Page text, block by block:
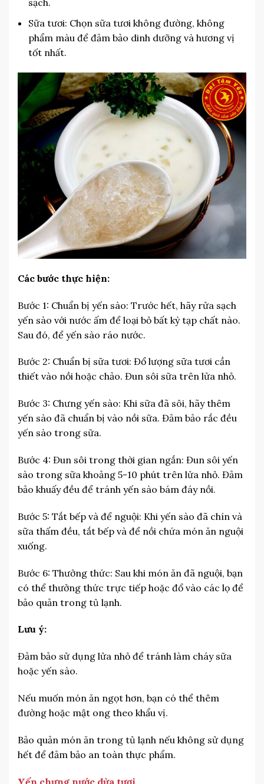
sạch.
Sữa tươi: Chọn sữa tươi không đường, không
phẩm màu để đảm bảo dinh dưỡng và hương vị
tốt nhất.
Các bước thực hiện:
Bước 1: Chuẩn bị yến sào: Trước hết, hãy rửa sạch
yến sào với nước ấm để loại bỏ bất kỳ tạp chất nào.
Sau đó, để yến sào ráo nước.
Bước 2: Chuẩn bị sữa tươi: Đổ lượng sữa tươi cần
thiết vào nồi hoặc chảo. Đun sôi sữa trên lửa nhỏ.
Bước 3: Chưng yến sào: Khi sữa đã sôi, hãy thêm
yến sào đã chuẩn bị vào nồi sữa. Đảm bảo rắc đều
yến sào trong sữa.
Bước 4: Đun sôi trong thời gian ngắn: Đun sôi yến
sào trong sữa khoảng 5-10 phút trên lửa nhỏ. Đảm
bảo khuấy đều để tránh yến sào bám đáy nồi.
Bước 5: Tắt bếp và để nguội: Khi yến sào đã chín và
sữa thấm đều, tắt bếp và để nồi chứa món ăn nguội
xuống.
Bước 6: Thưởng thức: Sau khi món ăn đã nguội, bạn
có thể thưởng thức trực tiếp hoặc đổ vào các lọ để
bảo quản trong tủ lạnh.
Lưu ý:
Đảm bảo sử dụng lửa nhỏ để tránh làm cháy sữa
hoặc yến sào.
Nếu muốn món ăn ngọt hơn, bạn có thể thêm
đường hoặc mật ong theo khẩu vị.
Bảo quản món ăn trong tủ lạnh nếu không sử dụng
hết để đảm bảo an toàn thực phẩm.
Yến chưng nước dừa tươi